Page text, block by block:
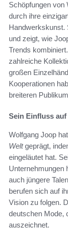
Schöpfungen von
durch ihre
Handwerkskunst.
und zeigt, wie
Trends
zahlreiche
großen
Kooperationen
breiteren
Sein Einfluss
Wolfgang Joop
Weltgeprägt,
eingeläutet hat.
Unternehmungen
auch jüngere
berufen sich auf
Vision zu folgen.
deutschen Mode,
auszeichnet.